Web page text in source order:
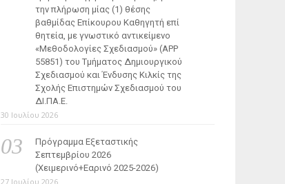
την πλήρωση μίας (1) θέσης
βαθμίδας Επίκουρου Καθηγητή επί
θητεία, με γνωστικό αντικείμενο
«Μεθοδολογίες Σχεδιασμού» (ΑΡΡ
55851) του Τμήματος Δημιουργικού
Σχεδιασμού και Ένδυσης Κιλκίς της
Σχολής Επιστημών Σχεδιασμού του
ΔΙ.ΠΑ.Ε.
30 Ιουλίου 2026
Πρόγραμμα Εξεταστικής
Σεπτεμβρίου 2026
(Χειμερινό+Εαρινό 2025-2026)
27 Ιουλίου 2026